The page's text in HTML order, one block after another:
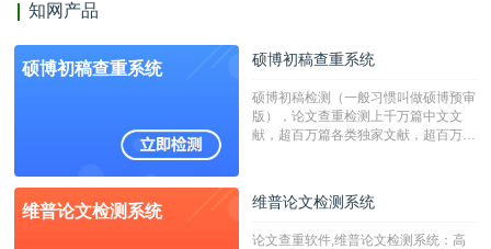
知网产品
硕博初稿查重系统 硕博初稿查重系统
硕博初稿检测（一般习惯叫做硕博预审
版），论文查重检测上千万篇中文文
献，超百万篇各类独家文献，超百万港
校用来检测硕博论文的系统，检测范围
广，数据来源真实，检测算法合理!本
维普论文检测系统 维普论文检测系统
论文查重软件,维普论文检测系统：高